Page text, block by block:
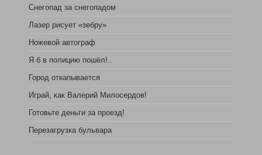
Снегопад за снегопадом
Лазер рисует «зебру»
Ножевой автограф
Я б в полицию пошёл!..
Город откапывается
Играй, как Валерий Милосердов!
Готовьте деньги за проезд!
Перезагрузка бульвара